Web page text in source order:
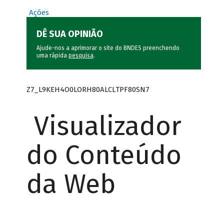
Ações
DÊ SUA OPINIÃO
Ajude-nos a aprimorar o site do BNDES preenchendo
uma rápida pesquisa.
Z7_L9KEH4O0LORH80ALCLTPF80SN7
Visualizador
do Conteúdo
da Web